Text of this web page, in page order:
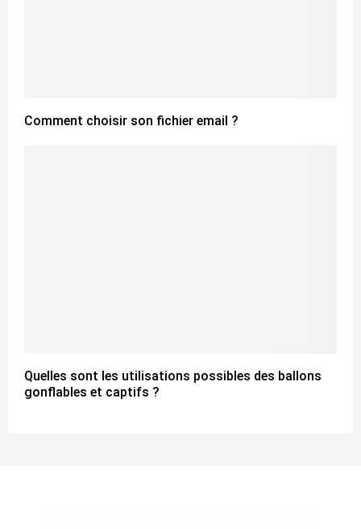
Comment choisir son fichier email ?
Quelles sont les utilisations possibles des ballons
gonflables et captifs ?